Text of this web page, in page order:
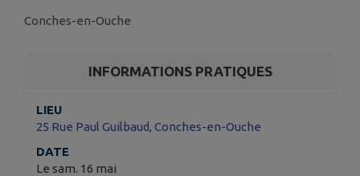
Conches-en-Ouche
INFORMATIONS PRATIQUES
LIEU
25 Rue Paul Guilbaud, Conches-en-Ouche
DATE
Le sam. 16 mai